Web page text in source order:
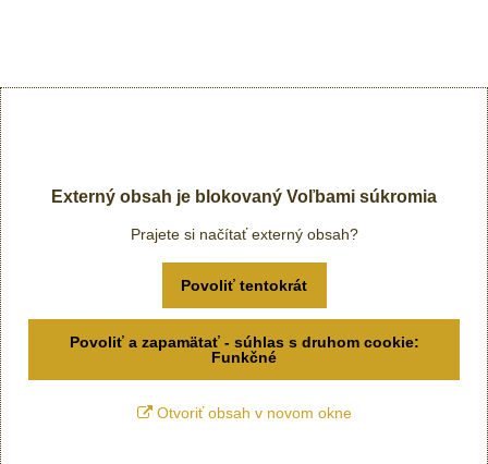
Externý obsah je blokovaný Voľbami súkromia
Prajete si načítať externý obsah?
Povoliť tentokrát
Povoliť a zapamätať - súhlas s druhom cookie:
Funkčné
Otvoriť obsah v novom okne